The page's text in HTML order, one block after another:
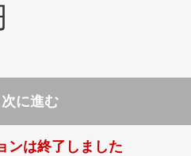
次に進む
ンは終了しました